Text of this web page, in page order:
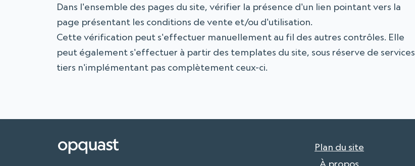
Dans l'ensemble des pages du site, vérifier la présence d'un lien pointant vers la
page présentant les conditions de vente et/ou d'utilisation.
Cette vérification peut s'effectuer manuellement au fil des autres contrôles. Elle
peut également s'effectuer à partir des templates du site, sous réserve de services
tiers n'implémentant pas complètement ceux-ci.
Plan du site
À propos